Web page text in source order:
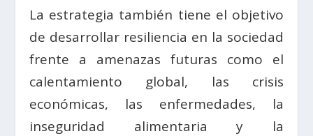
La estrategia también tiene el objetivo
de desarrollar resiliencia en la sociedad
frente a amenazas futuras como el
calentamiento global, las crisis
económicas, las enfermedades, la
inseguridad alimentaria y la